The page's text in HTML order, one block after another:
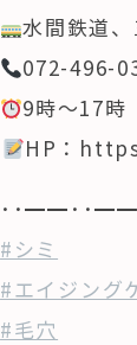
水間鉄道
072-496-
9時〜17時
HP：
･･━━･･
#シミ
#エイジング
#毛穴